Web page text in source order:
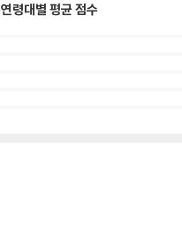
연령대별 평균 점수